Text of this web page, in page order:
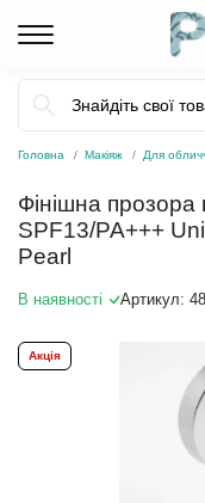
Головна Макіяж Для
Фінішна прозора
SPF13/PA+++
Pearl
В наявності Артикул:
Акція